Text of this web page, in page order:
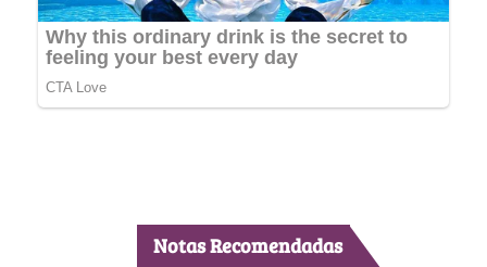
Notas Recomendadas